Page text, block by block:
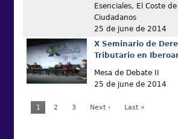
Esenciales, El Coste
Ciudadanos
25 de june de 2014
X Seminario de
Tributario en
Mesa de Debate II
25 de june de 2014
1 2 3 Next › Last »